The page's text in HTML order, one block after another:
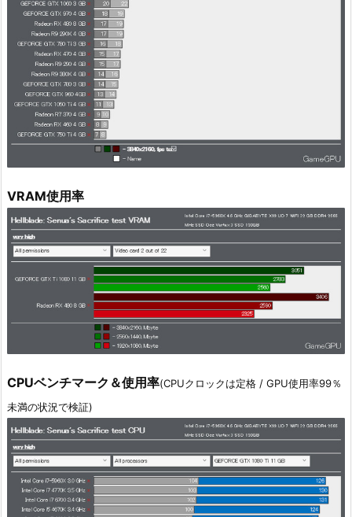
VRAM使用率
CPUベンチマーク＆使用率(CPUクロックは定格 / GPU使用率99％
未満の状況で検証)